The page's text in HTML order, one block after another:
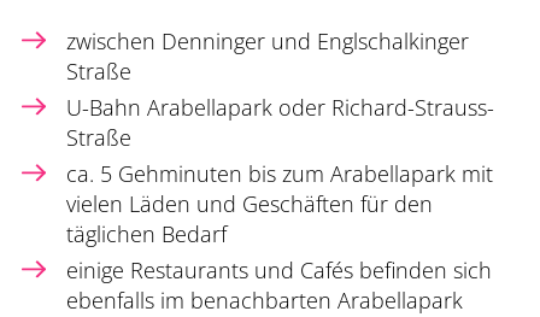
zwischen Denninger und Englschalkinger
Straße
U-Bahn Arabellapark oder Richard-Strauss-
Straße
ca. 5 Gehminuten bis zum Arabellapark mit
vielen Läden und Geschäften für den
täglichen Bedarf
einige Restaurants und Cafés befinden sich
ebenfalls im benachbarten Arabellapark